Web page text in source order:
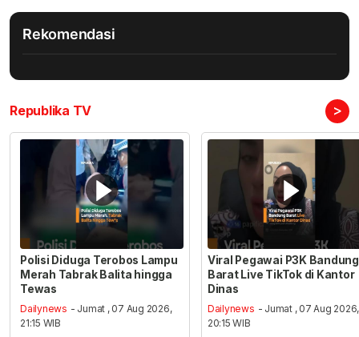
Rekomendasi
Republika TV >
Polisi Diduga Terobos Lampu
Merah Tabrak Balita hingga
Tewas
Dailynews - Jumat , 07 Aug 2026,
21:15 WIB
Viral Pegawai P3K Bandung
Barat Live TikTok di Kantor
Dinas
Dailynews - Jumat , 07 Aug 2026,
20:15 WIB